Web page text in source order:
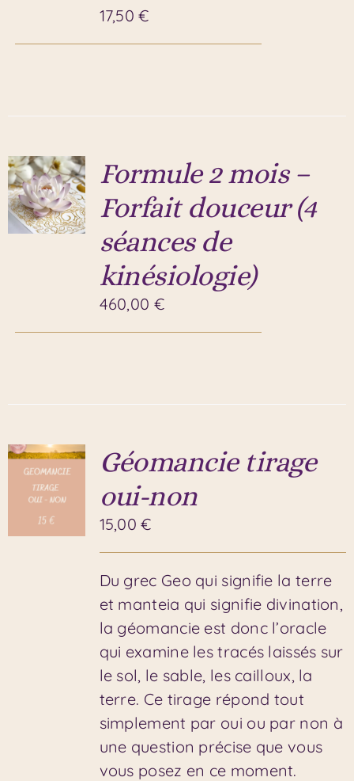
17,50€
Formule 2 mois –
Forfait douceur (4
séances de
kinésiologie)
460,00 €
Géomancie tirage
oui-non
15,00€
Du grec Geo qui signifie la terre
et manteia qui signifie divination,
la géomancie est donc l’oracle
qui examine les tracés laissés sur
le sol, le sable, les cailloux, la
terre. Ce tirage répond tout
simplement par oui ou par non à
une question précise que vous
vous posez en ce moment.